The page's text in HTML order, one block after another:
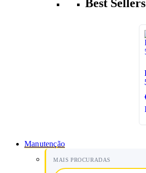
Best Sellers
Manutenção
MAIS PROCURADAS